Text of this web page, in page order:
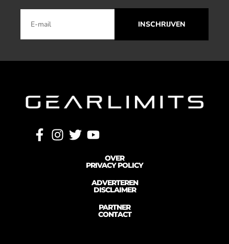
INSCHRIJVEN
OVER
PRIVACY POLICY
ADVERTEREN
DISCLAIMER
PARTNER
CONTACT